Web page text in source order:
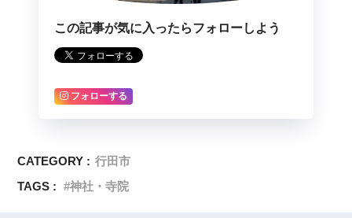
この記事が気に入ったらフォローしよう
フォローする
CATEGORY : 行田市
TAGS :
神社・寺院